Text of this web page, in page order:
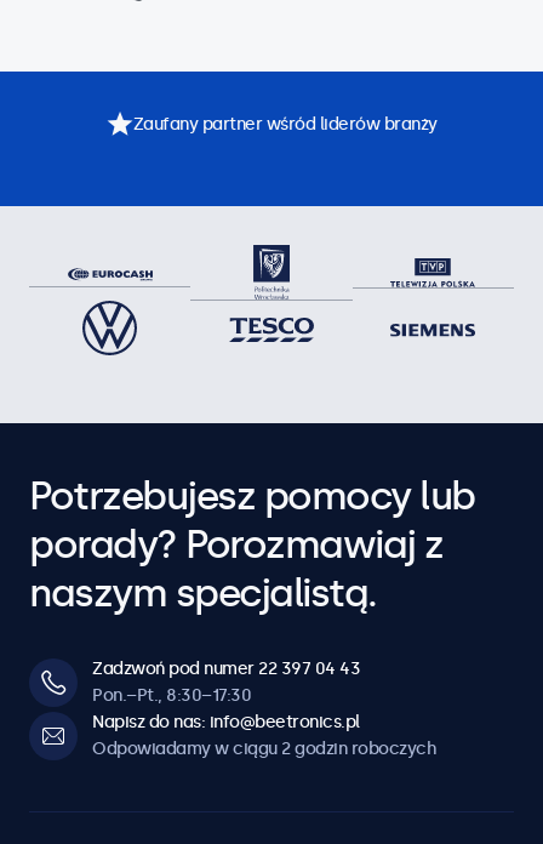
Zaufany partner wśród liderów branży
Potrzebujesz pomocy lub
porady? Porozmawiaj z
naszym specjalistą.
Zadzwoń pod numer 22 397 04 43
Pon.–Pt., 8:30–17:30
Napisz do nas: info@beetronics.pl
Odpowiadamy w ciągu 2 godzin roboczych